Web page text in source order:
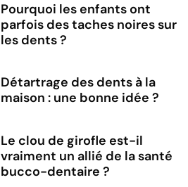
Pourquoi les enfants ont
parfois des taches noires sur
les dents ?
Détartrage des dents à la
maison : une bonne idée ?
Le clou de girofle est-il
vraiment un allié de la santé
bucco-dentaire ?